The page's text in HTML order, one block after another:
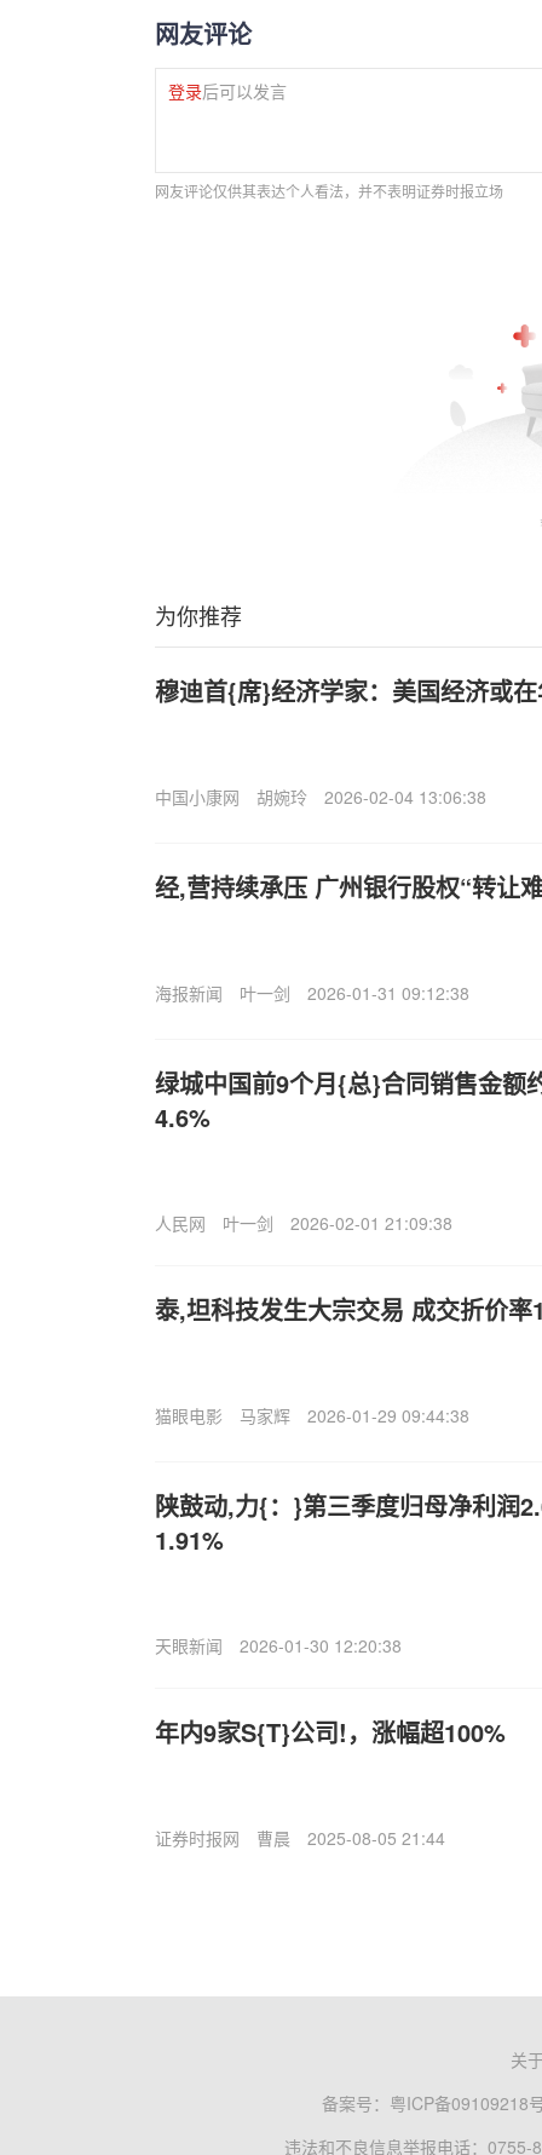
网友评论
登录后可以发言
网友评论仅供其表达个人看法，并不表明证券时报立场
为你推荐
穆迪首{席}经济学家：美国经济或
中国小康网 胡婉玲 2026-02-04 13:06:38
经,营持续承压 广州银行股权“转让
海报新闻 叶一剑 2026-01-31 09:12:38
绿城中国前9个月{总}合同销售金额
4.6%
人民网 叶一剑 2026-02-01 21:09:38
泰,坦科技发生大宗交易 成交折价率
猫眼电影 马家辉 2026-01-29 09:44:38
陕鼓动,力{：}第三季度归母净利润
1.91%
天眼新闻 2026-01-30 12:20:38
年内9家S{T}公司!，涨幅超100%
证券时报网 曹晨 2025-08-05 21:44
关
备案号： 粤ICP备09109218
违法和不良信息举报电话：0755-